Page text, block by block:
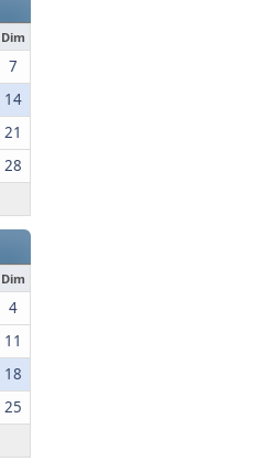
Dim
7
14
21
28
Dim
4
11
18
25